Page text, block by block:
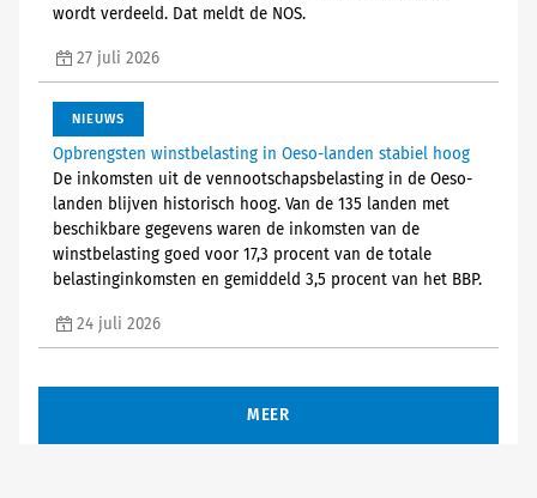
wordt verdeeld. Dat meldt de NOS.
27 juli 2026
NIEUWS
Opbrengsten winstbelasting in Oeso-landen stabiel hoog
De inkomsten uit de vennootschapsbelasting in de Oeso-
landen blijven historisch hoog. Van de 135 landen met
beschikbare gegevens waren de inkomsten van de
winstbelasting goed voor 17,3 procent van de totale
belastinginkomsten en gemiddeld 3,5 procent van het BBP.
24 juli 2026
MEER